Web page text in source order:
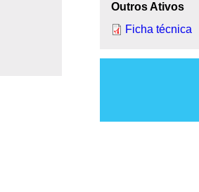
Outros Ativos
Ficha técnica